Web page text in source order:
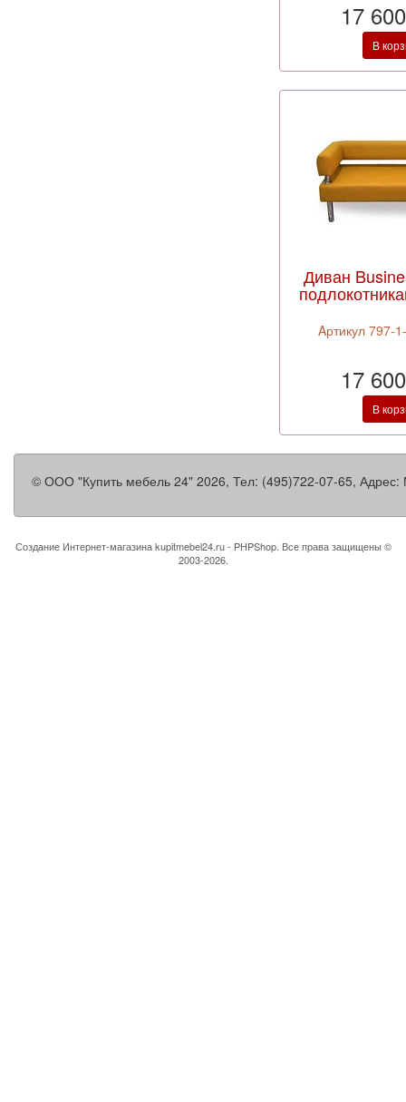
17
В
Диван
Aртикул 797-
17
В
© ООО "Купить мебель 24" 2026, Тел: (495)722-07-65, Адрес:
Создание Интернет-магазинаkupitmebel24.ru - PHPShop. Все права защищены ©
2003-2026.